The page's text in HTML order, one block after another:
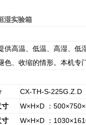
湿实验箱
供高温、低温、高湿、低
色、收缩的情形。本机专
CX-TH-S-225G.Z.D
寸
W×H×D
：
寸
W×H×D
：